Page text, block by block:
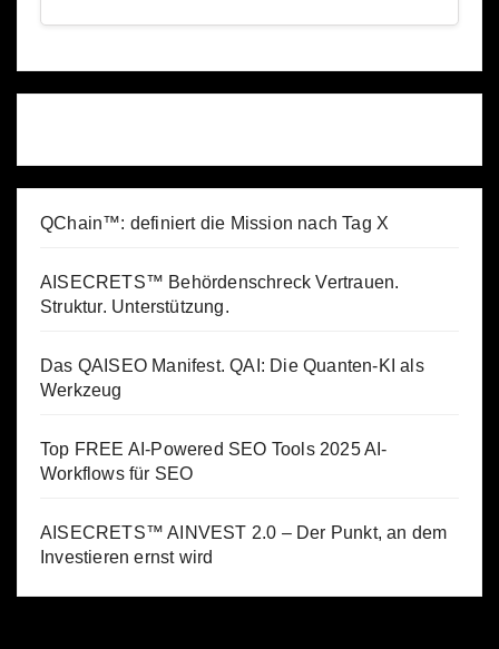
QChain™: definiert die Mission nach Tag X
AISECRETS™ Behördenschreck Vertrauen.
Struktur. Unterstützung.
Das QAISEO Manifest. QAI: Die Quanten-KI als
Werkzeug
Top FREE AI-Powered SEO Tools 2025 AI-
Workflows für SEO
AISECRETS™ AINVEST 2.0 – Der Punkt, an dem
Investieren ernst wird